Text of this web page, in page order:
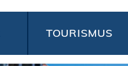
TOURISMUS